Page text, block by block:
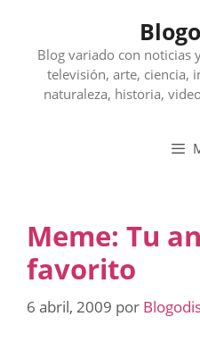
contenidoBlog variado con noticias
televisión, arte, ciencia,
naturaleza, historia,
Meme: Tu
favorito
6 abril, 2009 por